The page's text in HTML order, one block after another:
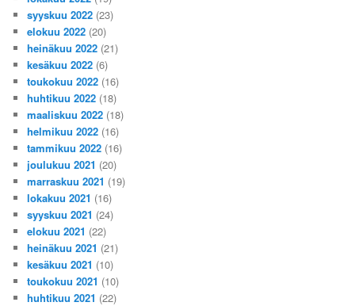
syyskuu 2022 (23)
elokuu 2022 (20)
heinäkuu 2022 (21)
kesäkuu 2022 (6)
toukokuu 2022 (16)
huhtikuu 2022 (18)
maaliskuu 2022 (18)
helmikuu 2022 (16)
tammikuu 2022 (16)
joulukuu 2021 (20)
marraskuu 2021 (19)
lokakuu 2021 (16)
syyskuu 2021 (24)
elokuu 2021 (22)
heinäkuu 2021 (21)
kesäkuu 2021 (10)
toukokuu 2021 (10)
huhtikuu 2021 (22)